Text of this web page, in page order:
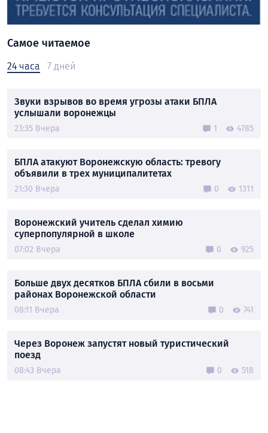
Самое читаемое
24 часа 7 дней
Звуки взрывов во время угрозы атаки БПЛА
услышали воронежцы
23:35 Вчера 1 4785
БПЛА атакуют Воронежскую область: тревогу
объявили в трех муниципалитетах
21:30 Вчера 0 1311
Воронежский учитель сделал химию
суперпопулярной в школе
07:02 Вчера 0 925
Больше двух десятков БПЛА сбили в восьми
районах Воронежской области
08:11 Вчера 0 741
Через Воронеж запустят новый туристический
поезд
08:43 Вчера 0 518